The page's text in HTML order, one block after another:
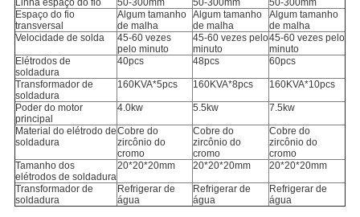
Linha espaço do fio 50-300mm 50-300mm
50-300mm
Espaço do fio
transversal
Algum tamanho
de malha
Algum tamanho
de malha
Algum tamanho
de malha
Velocidade de solda
45-60 vezes
pelo minuto
45-60 vezes pelo
minuto
45-60 vezes pelo
minuto
Elétrodos de
soldadura
40pcs 48pcs 60pcs
Transformador de
soldadura
160KVA*5pcs 160KVA*8pcs 160KVA*10pcs
Poder do motor
principal
4.0kw 5.5kw 7.5kw
Material do elétrodo de
soldadura
Cobre do
zircônio do
cromo
Cobre do
zircônio do
cromo
Cobre do
zircônio do
cromo
Tamanho dos
elétrodos de soldadura
20*20*20mm 20*20*20mm 20*20*20mm
Transformador de
soldadura
Refrigerar de
água
Refrigerar de
água
Refrigerar de
água